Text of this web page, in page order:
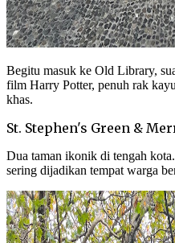
Begitu masuk ke Old Library,
film Harry Potter, penuh rak
khas.
St. Stephen's Green &
Dua taman ikonik di tengah
sering dijadikan tempat warga